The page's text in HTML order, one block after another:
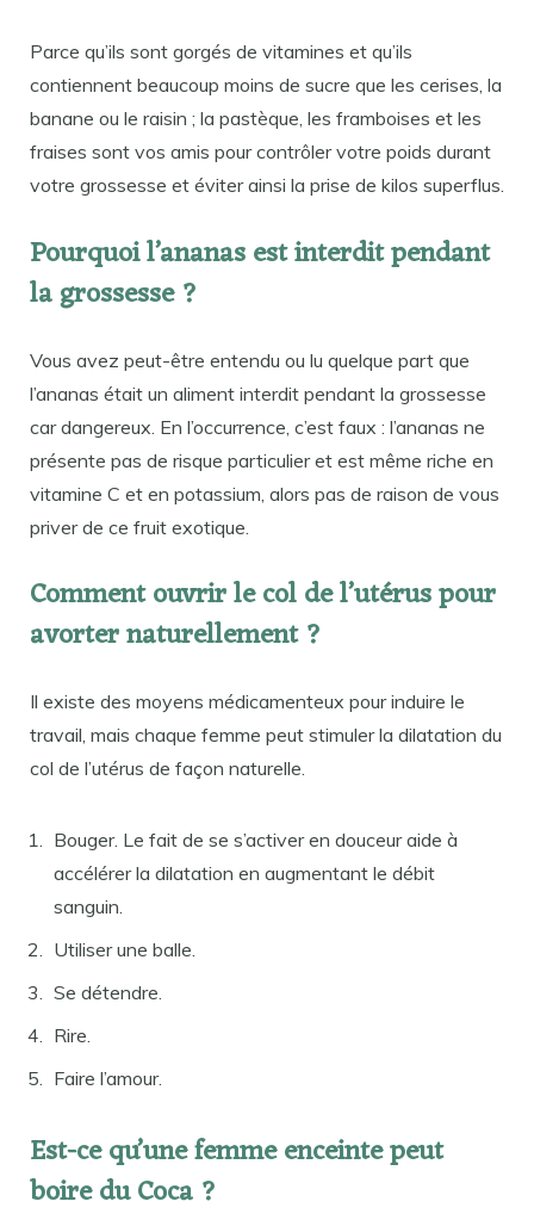
Parce qu’ils sont gorgés de vitamines et qu’ils
contiennent beaucoup moins de sucre que les cerises, la
banane ou le raisin ; la pastèque, les framboises et les
fraises sont vos amis pour contrôler votre poids durant
votre grossesse et éviter ainsi la prise de kilos superflus.
Pourquoi l’ananas est interdit pendant
la grossesse ?
Vous avez peut-être entendu ou lu quelque part que
l’ananas était un aliment interdit pendant la grossesse
car dangereux. En l’occurrence, c’est faux : l’ananas ne
présente pas de risque particulier et est même riche en
vitamine C et en potassium, alors pas de raison de vous
priver de ce fruit exotique.
Comment ouvrir le col de l’utérus pour
avorter naturellement ?
Il existe des moyens médicamenteux pour induire le
travail, mais chaque femme peut stimuler la dilatation du
col de l’utérus de façon naturelle.
Bouger. Le fait de se s’activer en douceur aide à
accélérer la dilatation en augmentant le débit
sanguin.
Utiliser une balle.
Se détendre.
Rire.
Faire l’amour.
Est-ce qu’une femme enceinte peut
boire du Coca ?